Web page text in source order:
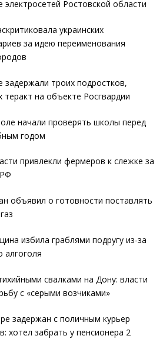
электросетей Ростовской области
украинских
за идею переименования
задержали троих подростков,
теракт на объекте Росгвардии
начали проверять школы перед
годом
привлекли фермеров к слежке за
объявил о готовности поставлять
избила граблями подругу из-за
алгоголя
свалками на Дону: власти
с «серыми возчиками»
задержан с поличным курьер
хотел забрать у пенсионера 2